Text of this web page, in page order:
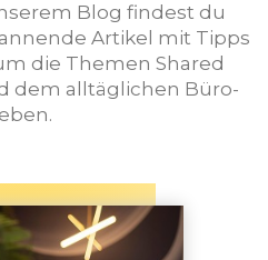
Blog findest du
Artikel mit Tipps
die Themen Shared
dem alltäglichen Büro-